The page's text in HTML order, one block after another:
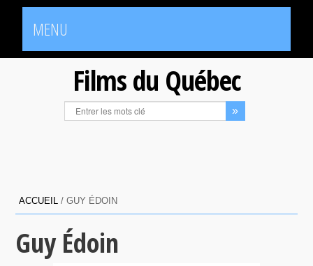
MENU
Films du Québec
ACCUEIL /GUY ÉDOIN
Guy Édoin